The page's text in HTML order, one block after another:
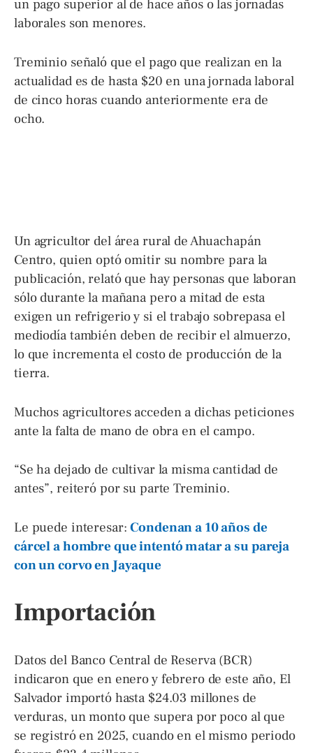
un pago superior al de hace años o las jornadas
laborales son menores.
Treminio señaló que el pago que realizan en la
actualidad es de hasta $20 en una jornada laboral
de cinco horas cuando anteriormente era de
ocho.
Un agricultor del área rural de Ahuachapán
Centro, quien optó omitir su nombre para la
publicación, relató que hay personas que laboran
sólo durante la mañana pero a mitad de esta
exigen un refrigerio y si el trabajo sobrepasa el
mediodía también deben de recibir el almuerzo,
lo que incrementa el costo de producción de la
tierra.
Muchos agricultores acceden a dichas peticiones
ante la falta de mano de obra en el campo.
“Se ha dejado de cultivar la misma cantidad de
antes”, reiteró por su parte Treminio.
Le puede interesar:Condenan a 10 años de
cárcel a hombre que intentó matar a su pareja
con un corvo en Jayaque
Importación
Datos del Banco Central de Reserva (BCR)
indicaron que en enero y febrero de este año, El
Salvador importó hasta $24.03 millones de
verduras, un monto que supera por poco al que
se registró en 2025, cuando en el mismo periodo